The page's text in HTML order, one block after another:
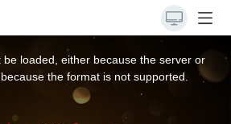
loaded, either because the server or
the format is not supported.